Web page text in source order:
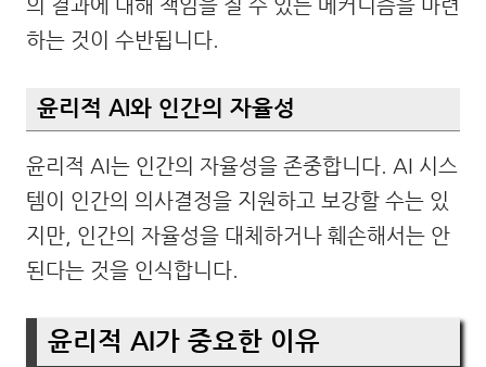
하는 것이 수반됩니다.
윤리적 AI와 인간의 자율성
윤리적 AI는 인간의 자율성을 존중합니다. AI 시스
템이 인간의 의사결정을 지원하고 보강할 수는 있
지만, 인간의 자율성을 대체하거나 훼손해서는 안
된다는 것을 인식합니다.
윤리적 AI가 중요한 이유